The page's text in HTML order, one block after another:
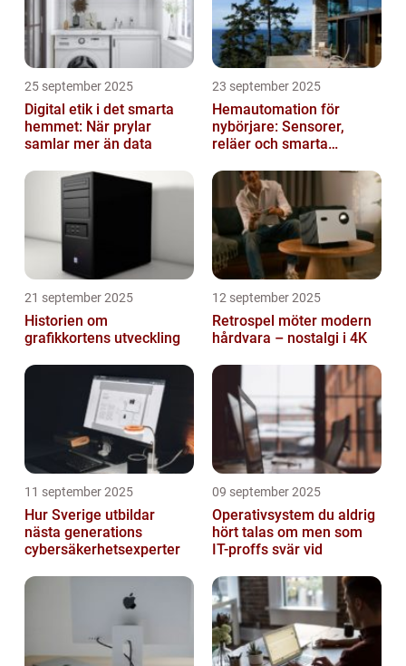
25 september 2025
Digital etik i det smarta
hemmet: När prylar
samlar mer än data
23 september 2025
Hemautomation för
nybörjare: Sensorer,
reläer och smarta
21 september 2025
Historien om
grafikkortens utveckling
12 september 2025
Retrospel möter modern
hårdvara – nostalgi i 4K
11 september 2025
Hur Sverige utbildar
nästa generations
cybersäkerhetsexperter
09 september 2025
Operativsystem du aldrig
hört talas om men som
IT-proffs svär vid